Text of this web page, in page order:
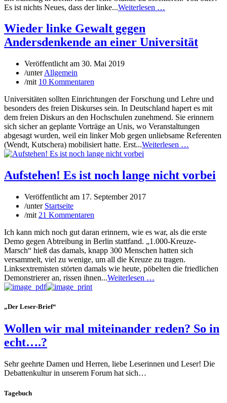
Es ist nichts Neues, dass der linke...Weiterlesen …
Wieder linke Gewalt gegen
Andersdenkende an einer Universität
Veröffentlicht am 30. Mai 2019
/unterAllgemein
/mit 10 Kommentaren
Universitäten sollten Einrichtungen der Forschung und Lehre und
besonders des freien Diskurses sein. In Deutschland hapert es mit
dem freien Diskurs an den Hochschulen zunehmend. Sie erinnern
sich sicher an geplante Vorträge an Unis, wo Veranstaltungen
abgesagt wurden, weil ein linker Mob gegen unliebsame Referenten
(Wendt, Kutschera) mobilisiert hatte. Erst...Weiterlesen …
Aufstehen! Es ist noch lange nicht vorbei
Veröffentlicht am 17. September 2017
/unter Startseite
/mit 21 Kommentaren
Ich kann mich noch gut daran erinnern, wie es war, als die erste
Demo gegen Abtreibung in Berlin stattfand. „1.000-Kreuze-
Marsch“ hieß das damals, knapp 300 Menschen hatten sich
versammelt, viel zu wenige, um all die Kreuze zu tragen.
Linksextremisten störten damals wie heute, pöbelten die friedlichen
Demonstrierer an, rissen ihnen...Weiterlesen …
„Der Leser-Brief“
Wollen wir mal miteinander reden? So in
echt….?
Sehr geehrte Damen und Herren, liebe Leserinnen und Leser! Die
Debattenkultur in unserem Forum hat sich…
Tagebuch